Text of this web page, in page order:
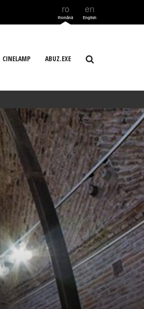
ro
Română
en
English
CINELAMP ABUZ.EXE